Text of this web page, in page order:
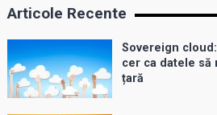
Articole Recente
Sovereign
cer ca datele să
țară